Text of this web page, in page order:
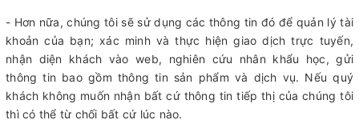
- Hơn nữa, chúng tôi sẽ sử dụng các thông tin đó để quản lý tài
khoản của bạn; xác minh và thực hiện giao dịch trực tuyến,
nhận diện khách vào web, nghiên cứu nhân khẩu học, gửi
thông tin bao gồm thông tin sản phẩm và dịch vụ. Nếu quý
khách không muốn nhận bất cứ thông tin tiếp thị của chúng tôi
thì có thể từ chối bất cứ lúc nào.